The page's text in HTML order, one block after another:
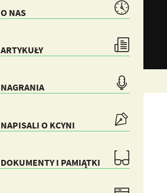
O NAS
ARTYKUŁY
NAGRANIA
NAPISALI O KCYNI
DOKUMENTY I PAMIĄTKI